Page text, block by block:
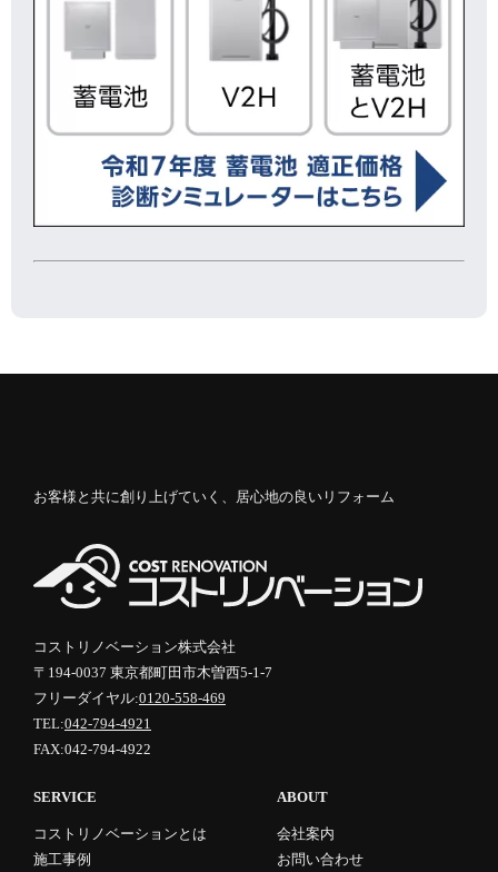
お客様と共に創り上げていく、居心地の良いリフォーム
コストリノベーション株式会社
〒194-0037 東京都町田市木曽西5-1-7
フリーダイヤル:0120-558-469
TEL:042-794-4921
FAX:042-794-4922
SERVICE
コストリノベーションとは
施工事例
ABOUT
会社案内
お問い合わせ